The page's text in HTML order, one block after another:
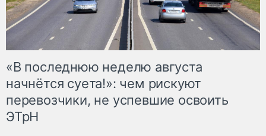
«В последнюю неделю августа
начнётся суета!»: чем рискуют
перевозчики, не успевшие освоить
ЭТрН